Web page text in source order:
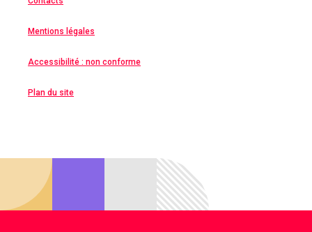
Mentions légales
Accessibilité : non conforme
Plan du site